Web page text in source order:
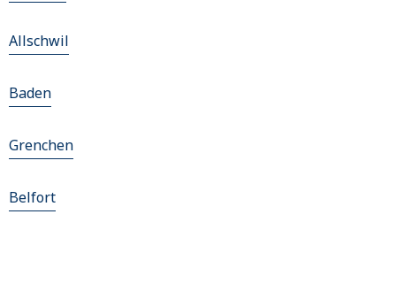
Allschwil
Baden
Grenchen
Belfort